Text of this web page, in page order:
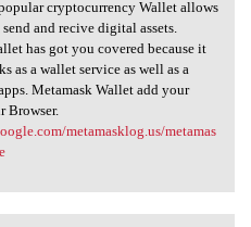
popular
cryptocurrency Wallet allows
send and recive digital assets.
has got you covered because it
as a wallet service as well as a
Metamask Wallet add your
Browser.
metamasklog.us/metamas